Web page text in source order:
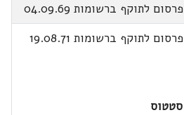
פרסום לתוקף ברשומות 04.09.69
פרסום לתוקף ברשומות 19.08.71
סטטוס